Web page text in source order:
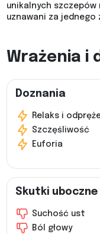
unikalnych szczepów
uznawani za jednego
Wrażenia i
Doznania
Relaks i
Szczęśliwość
Euforia
Skutki uboczne
Suchość ust
Ból głowy